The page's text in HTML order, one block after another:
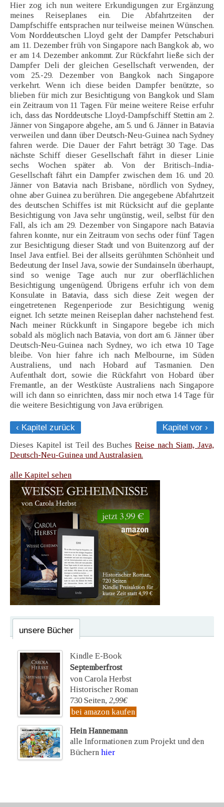
Hier zog ich nun weitere Erkundigungen zur Ergänzung
meines Reiseplanes ein. Die Abfahrtzeiten der
Dampfschiffe entsprachen nur teilweise meinen Wünschen.
Vom Norddeutschen Lloyd geht der Dampfer Petschaburi
am 11. Dezember früh von Singapore nach Bangkok ab, wo
er am 14. Dezember ankommt. Zur Rückfahrt ließe sich der
Dampfer Deli der gleichen Gesellschaft verwenden, der
vom 25.-29. Dezember von Bangkok nach Singapore
verkehrt. Wenn ich diese beiden Dampfer benützte, so
blieben für mich zur Besichtigung von Bangkok und Slam
ein Zeitraum von 11 Tagen. Für meine weitere Reise erfuhr
ich, dass das Norddeutsche Lloyd-Dampfschiff Stettin am 2.
Jänner von Singapore abgehe, am 5. und 6. Jänner in Batavia
verweilen und dann über Deutsch-Neu-Guinea nach Sydney
fahren werde. Die Dauer der Fahrt beträgt 30 Tage. Das
nächste Schiff dieser Gesellschaft fährt in dieser Linie
sechs Wochen später ab. Von der Britisch–India-
Gesellschaft fährt ein Dampfer zwischen dem 16. und 20.
Jänner von Batavia nach Brisbane, nördlich von Sydney,
ohne aber Guinea zu berühren. Die angegebene Abfahrtzeit
des deutschen Schiffes ist mit Rücksicht auf die geplante
Besichtigung von Java sehr ungünstig, weil, selbst für den
Fall, als ich am 29. Dezember von Singapore nach Batavia
fahren konnte, nur ein Zeitraum von sechs oder fünf Tagen
zur Besichtigung dieser Stadt und von Buitenzorg auf der
Insel Java entfiel. Bei der allseits gerühmten Schönheit und
Bedeutung der Insel Java, sowie der Sundainseln überhaupt,
sind so wenige Tage auch nur zur oberflächlichen
Besichtigung ungenügend. Übrigens erfuhr ich von dem
Konsulate in Batavia, dass sich diese Zeit wegen der
eingetretenen Regenperiode zur Besichtigung wenig
eignet. Ich setzte meinen Reiseplan daher nachstehend fest.
Nach meiner Rückkunft in Singapore begebe ich mich
sobald als möglich nach Batavia, von dort am 6. Jänner über
Deutsch-Neu-Guinea nach Sydney, wo ich etwa 10 Tage
bleibe. Von hier fahre ich nach Melbourne, im Süden
Australiens, und nach Hobard auf Tasmanien. Den
Aufenthalt dort, sowie die Rückfahrt von Hobard über
Fremantle, an der Westküste Australiens nach Singapore
will ich dann so einrichten, dass mir noch etwa 14 Tage für
die weitere Besichtigung von Java erübrigen.
‹ Kapitel zurück
Kapitel vor ›
Dieses Kapitel ist Teil des BuchesReise nach Siam, Java,
Deutsch-Neu-Guinea und Australasien.
alle Kapitel sehen
unsere Bücher
Kindle E-Book
Septemberfrost
von Carola Herbst
Historischer Roman
730 Seiten, 2,99€
bei amazon kaufen
Hein Hannemann
alle Informationen zum Projekt und den
Büchern hier